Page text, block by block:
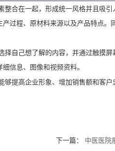
合在一起，形成统一风格并且吸
过程、原材料来源以及产品特点。
自己想了解的内容，并通过触摸屏
信息、图像和视频资料。
提高企业形象、增加销售额和客
下一篇： 中医医院